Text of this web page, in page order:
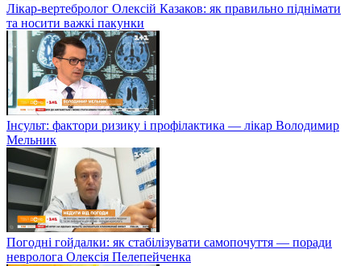
Лікар-вертебролог Олексій Казаков: як правильно піднімати
та носити важкі пакунки
Інсульт: фактори ризику і профілактика — лікар Володимир
Мельник
Погодні гойдалки: як стабілізувати самопочуття — поради
невролога Олексія Пелепейченка